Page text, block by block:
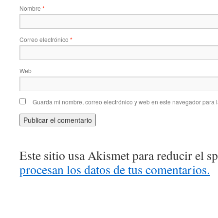
Nombre *
Correo electrónico *
Web
Guarda mi nombre, correo electrónico y web en este navegador para
Este sitio usa Akismet para reducir el
procesan los datos de tus comentarios.